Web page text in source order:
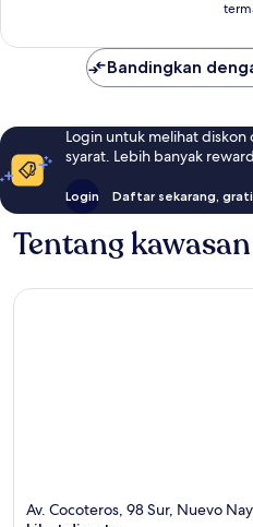
Bandingkan
Login untuk melihat
syarat. Lebih banyak
Login Daftar sekarang,
Tentang
Av. Cocoteros, 98 Sur, Nuevo